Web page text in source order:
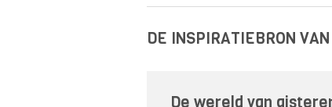
DE INSPIRATIEBRON
De wereld van